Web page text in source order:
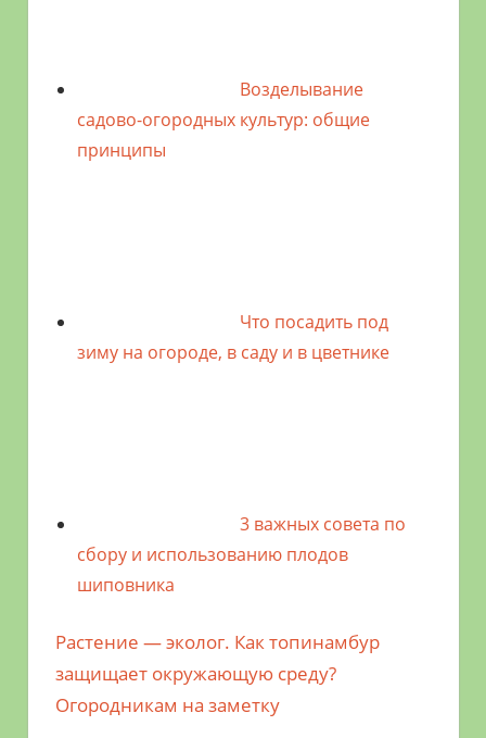
Возделывание
садово-огородных культур: общие
принципы
Что посадить под
зиму на огороде, в саду и в цветнике
3 важных совета по
сбору и использованию плодов
шиповника
Навигация
по
Предыдущая
запись;
Растение — эколог. Как топинамбур
защищает окружающую среду?
Следующая
Огородникам на заметку